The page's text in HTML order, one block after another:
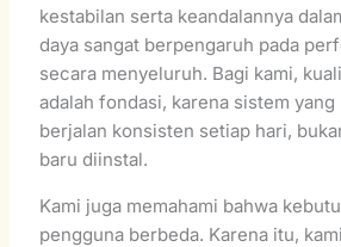
kestabilan serta keandalannya
daya sangat berpengaruh pada
secara menyeluruh. Bagi kami,
adalah fondasi, karena sistem yang
berjalan konsisten setiap hari,
baru diinstal.
Kami juga memahami bahwa
pengguna berbeda. Karena itu,